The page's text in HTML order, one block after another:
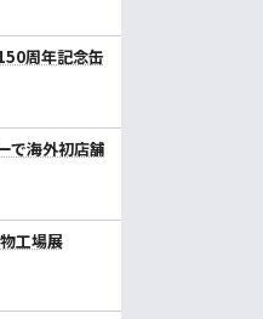
周年記念缶
で海外初店舗
工場展